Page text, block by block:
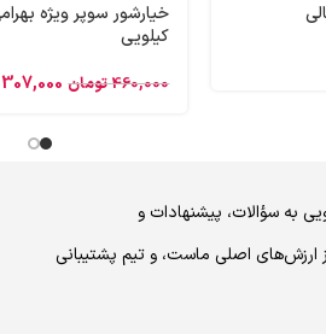
کیلویی
460,000تومان 307,000
به سؤالات، پیشنهادات و
ارزش‌های اصلی ماست، و تیم پشتیبانی